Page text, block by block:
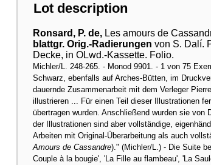
Lot description
Ronsard, P. de,Les amours de
blattgr. Orig.-Radierungen von S. Dalí.
Decke, in OLwd.-Kassette. Folio.
Michler/L. 248-265. - Monod 9901. - 1 von 75
Schwarz, ebenfalls auf Arches-Bütten, im
dauernde Zusammenarbeit mit dem Verleger
illustrieren ... Für einen Teil dieser Illustrationen
übertragen wurden. Anschließend wurden sie von
der Illustrationen sind aber vollständige,
Arbeiten mit Original-Überarbeitung als auch
Amours de Cassandre)." (Michler/L.) - Die Suite
Couple à la bougie', 'La Fille au flambeau', 'La